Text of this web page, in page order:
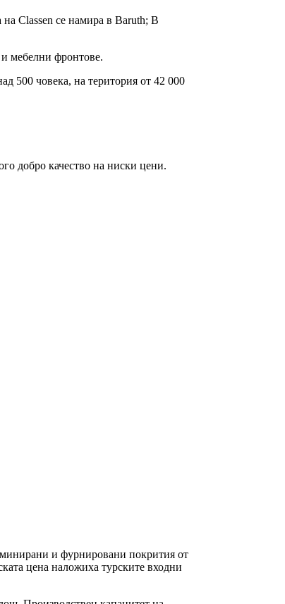
Classen се намира в Baruth; В
мебелни фронтове.
500 човека, на територия от 42 000
добро качество на ниски цени.
и фурнировани покрития от
цена наложиха турските входни